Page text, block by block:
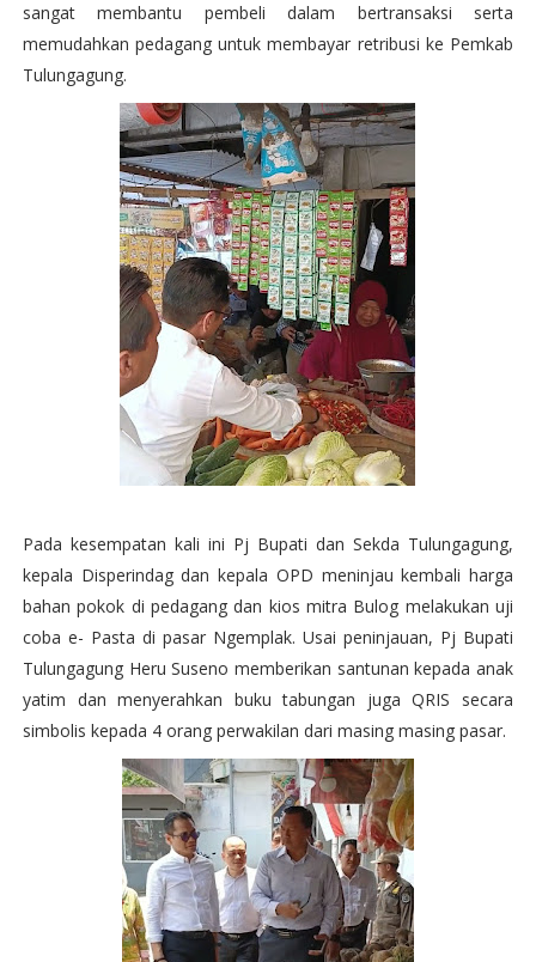
sangat membantu pembeli dalam bertransaksi serta
memudahkan pedagang untuk membayar retribusi ke Pemkab
Tulungagung.
Pada kesempatan kali ini Pj Bupati dan Sekda Tulungagung,
kepala Disperindag dan kepala OPD meninjau kembali harga
bahan pokok di pedagang dan kios mitra Bulog melakukan uji
coba e- Pasta di pasar Ngemplak. Usai peninjauan, Pj Bupati
Tulungagung Heru Suseno memberikan santunan kepada anak
yatim dan menyerahkan buku tabungan juga QRIS secara
simbolis kepada 4 orang perwakilan dari masing masing pasar.